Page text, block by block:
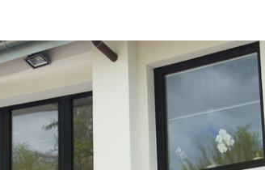
Tagesgruppen
Ambulante Hilfen
Erziehungsstellen
Elternwohnung